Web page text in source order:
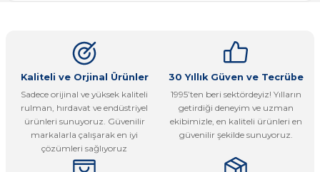
Görüş ve önerileriniz için teşekkür ederiz.
Ürün resmi kalitesiz, bozuk veya görüntülenemiyor.
Ürün açıklamasında eksik bilgiler bulunuyor.
Ürün bilgilerinde hatalar bulunuyor.
Ürün fiyatı diğer sitelerden daha pahalı.
Bu ürüne benzer farklı alternatifler olmalı.
Kaliteli ve Orjinal Ürünler
Sadece orijinal ve yüksek kaliteli
rulman, hırdavat ve endüstriyel
ürünleri sunuyoruz. Güvenilir
markalarla çalışarak en iyi
çözümleri sağlıyoruz
30 Yıllık Güven ve Tecrübe
1995’ten beri sektördeyiz! Yılların
getirdiği deneyim ve uzman
ekibimizle, en kaliteli ürünleri en
güvenilir şekilde sunuyoruz.